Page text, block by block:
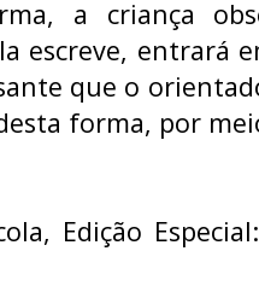
a criança
escreve, entrará
que o
forma, por
Edição